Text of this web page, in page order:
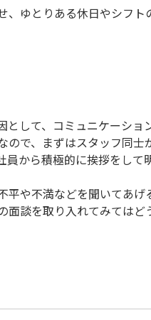
ゆとりある休日やシフト
して、コミュニケーショ
ので、まずはスタッフ同
から積極的に挨拶をして
や不満などを聞いてあげ
面談を取り入れてみてはど